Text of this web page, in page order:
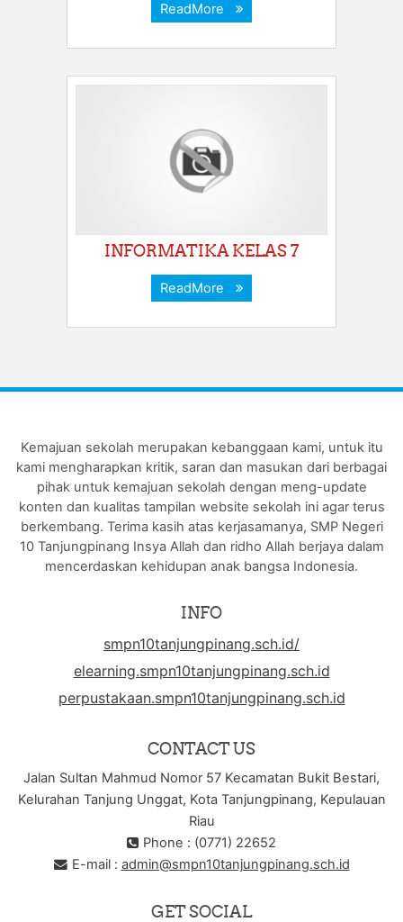
ReadMore
INFORMATIKA KELAS 7
ReadMore
Kemajuan sekolah merupakan kebanggaan kami, untuk itu
kami mengharapkan kritik, saran dan masukan dari berbagai
pihak untuk kemajuan sekolah dengan meng-update
konten dan kualitas tampilan website sekolah ini agar terus
berkembang. Terima kasih atas kerjasamanya, SMP Negeri
10 Tanjungpinang Insya Allah dan ridho Allah berjaya dalam
mencerdaskan kehidupan anak bangsa Indonesia.
INFO
smpn10tanjungpinang.sch.id/
elearning.smpn10tanjungpinang.sch.id
perpustakaan.smpn10tanjungpinang.sch.id
CONTACT US
Jalan Sultan Mahmud Nomor 57 Kecamatan Bukit Bestari,
Kelurahan Tanjung Unggat, Kota Tanjungpinang, Kepulauan
Riau
Phone : (0771) 22652
E-mail : admin@smpn10tanjungpinang.sch.id
GET SOCIAL